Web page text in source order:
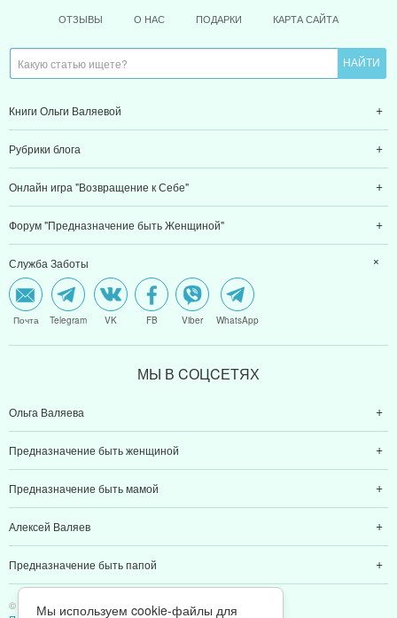
ОТЗЫВЫ О НАС ПОДАРКИ КАРТА САЙТА
Книги Ольги Валяевой
Рубрики блога
Онлайн игра "Возвращение к Себе"
Форум "Предназначение быть Женщиной"
Служба Заботы
Почта Telegram VK FB Viber WhatsApp
МЫ В CОЦCЕТЯХ
Ольга Валяева
Предназначение быть женщиной
Предназначение быть мамой
Алексей Валяев
Предназначение быть папой
© 2011-2026 Предназначение быть Женщиной
Мы используем cookie-файлы для